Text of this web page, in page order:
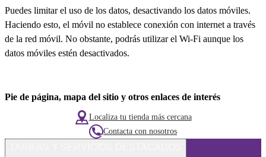
Puedes limitar el uso de los datos, desactivando los datos móviles.
Haciendo esto, el móvil no establece conexión con internet a través
de la red móvil. No obstante, podrás utilizar el Wi-Fi aunque los
datos móviles estén desactivados.
Pie de página, mapa del sitio y otros enlaces de interés
Localiza tu tienda más cercana
Contacta con nosotros